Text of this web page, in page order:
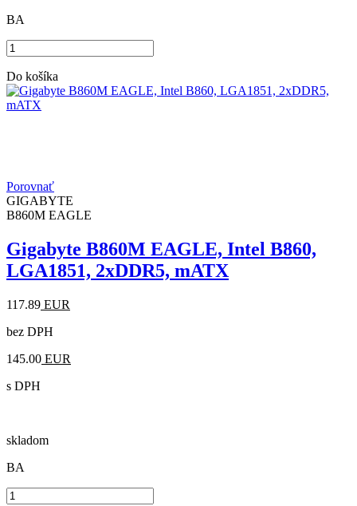
BA
Do košíka
Porovnať
GIGABYTE
B860M EAGLE
Gigabyte B860M EAGLE, Intel B860,
LGA1851, 2xDDR5, mATX
117.89 EUR
bez DPH
145.00 EUR
s DPH
skladom
BA